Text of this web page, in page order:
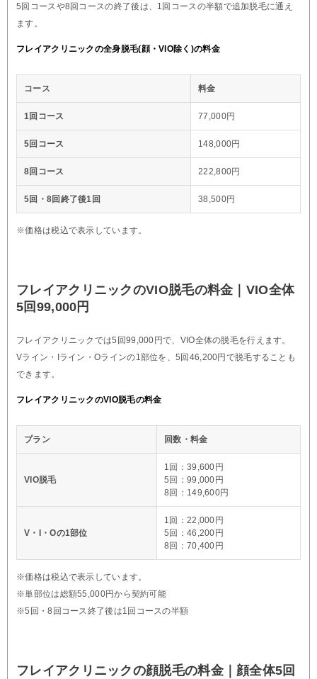
5回コースや8回コースの終了後は、1回コースの半額で追加脱毛に通え
ます。
フレイアクリニックの全身脱毛(顔・VIO除く)の料金
コース 料金
1回コース 77,000円
5回コース 148,000円
8回コース 222,800円
5回・8回終了後1回 38,500円
※価格は税込で表示しています。
フレイアクリニックのVIO脱毛の料金｜VIO全体
5回99,000円
フレイアクリニックでは5回99,000円で、VIO全体の脱毛を行えます。
Vライン・Iライン・Oラインの1部位を、5回46,200円で脱毛することも
できます。
フレイアクリニックのVIO脱毛の料金
プラン 回数・料金
VIO脱毛
1回：39,600円
5回：99,000円
8回：149,600円
V・I・Oの1部位
1回：22,000円
5回：46,200円
8回：70,400円
※価格は税込で表示しています。
※単部位は総額55,000円から契約可能
※5回・8回コース終了後は1回コースの半額
フレイアクリニックの顔脱毛の料金｜顔全体5回